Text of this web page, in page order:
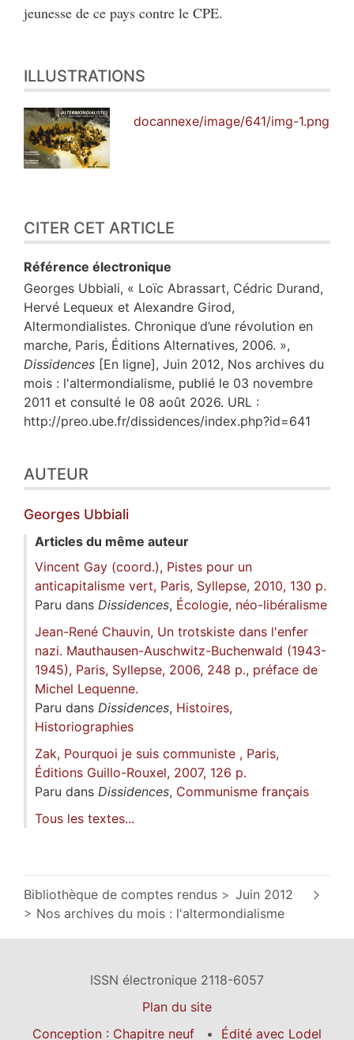
jeunesse de ce pays contre le CPE.
ILLUSTRATIONS
docannexe/image/641/img-1.png
CITER CET ARTICLE
Référence électronique
Georges Ubbiali, « Loïc Abrassart, Cédric Durand,
Hervé Lequeux et Alexandre Girod,
Altermondialistes. Chronique d’une révolution en
marche, Paris, Éditions Alternatives, 2006. »,
Dissidences [En ligne], Juin 2012, Nos archives du
mois : l'altermondialisme, publié le 03 novembre
2011 et consulté le 08 août 2026. URL :
http://preo.ube.fr/dissidences/index.php?id=641
AUTEUR
Georges Ubbiali
Articles du même auteur
Vincent Gay (coord.), Pistes pour un
anticapitalisme vert, Paris, Syllepse, 2010, 130 p.
Paru dans Dissidences, Écologie, néo-libéralisme
Jean-René Chauvin, Un trotskiste dans l'enfer
nazi. Mauthausen-Auschwitz-Buchenwald (1943-
1945), Paris, Syllepse, 2006, 248 p., préface de
Michel Lequenne.
Paru dans Dissidences, Histoires,
Historiographies
Zak, Pourquoi je suis communiste , Paris,
Éditions Guillo-Rouxel, 2007, 126 p.
Paru dans Dissidences, Communisme français
Tous les textes...
Bibliothèque de comptes rendus
Juin 2012
Nos archives du mois : l'altermondialisme
ISSN électronique 2118-6057
Plan du site
Conception : Chapitre neuf
Édité avec Lodel